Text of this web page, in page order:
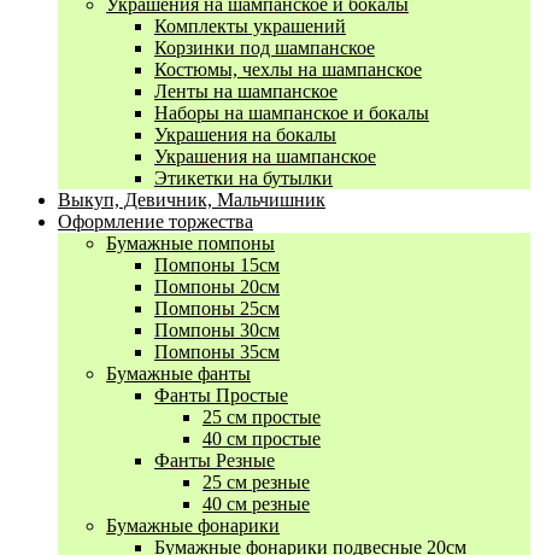
Комплекты украшений
Корзинки под шампанское
Костюмы, чехлы на шампанское
Ленты на шампанское
Наборы на шампанское и бокалы
Украшения на бокалы
Украшения на шампанское
Этикетки на бутылки
Выкуп, Девичник, Мальчишник
Оформление торжества
Бумажные помпоны
Помпоны 15см
Помпоны 20см
Помпоны 25см
Помпоны 30см
Помпоны 35см
Бумажные фанты
Фанты Простые
25 см простые
40 см простые
Фанты Резные
25 см резные
40 см резные
Бумажные фонарики
Бумажные фонарики подвесные 20см